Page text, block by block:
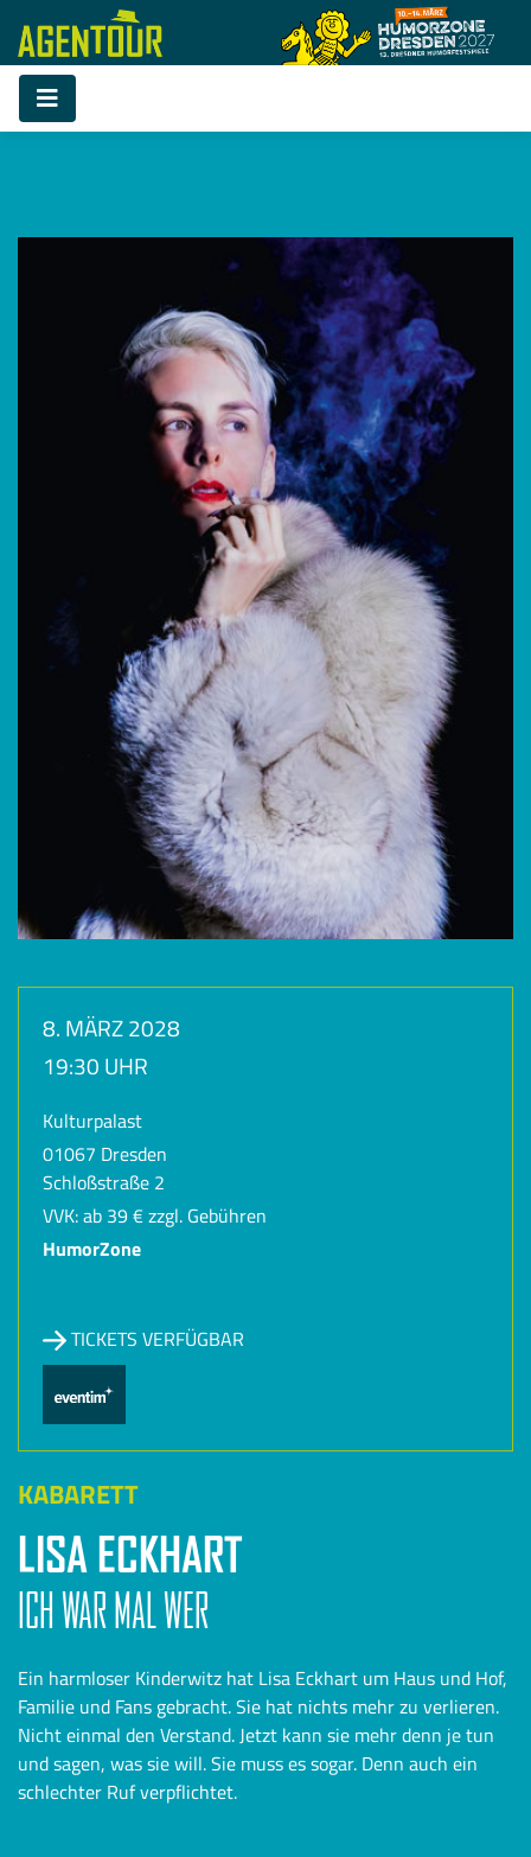
8. MÄRZ 2028
19:30 UHR
Kulturpalast
01067 Dresden
Schloßstraße 2
VVK: ab 39 € zzgl. Gebühren
HumorZone
TICKETS VERFÜGBAR
KABARETT
LISA ECKHART
ICH WAR MAL WER
Ein harmloser Kinderwitz hat Lisa Eckhart um Haus und Hof,
Familie und Fans gebracht. Sie hat nichts mehr zu verlieren.
Nicht einmal den Verstand. Jetzt kann sie mehr denn je tun
und sagen, was sie will. Sie muss es sogar. Denn auch ein
schlechter Ruf verpflichtet.